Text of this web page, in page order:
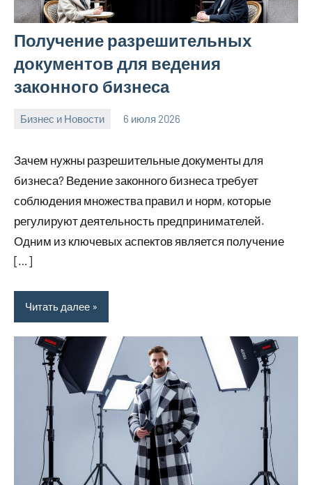
Получение разрешительных
документов для ведения
законного бизнеса
Бизнес и Новости 6 июля 2026
Зачем нужны разрешительные документы для
бизнеса? Ведение законного бизнеса требует
соблюдения множества правил и норм, которые
регулируют деятельность предпринимателей.
Одним из ключевых аспектов является получение
[…]
Читать далее